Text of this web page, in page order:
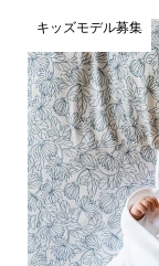
キッズモデル募集